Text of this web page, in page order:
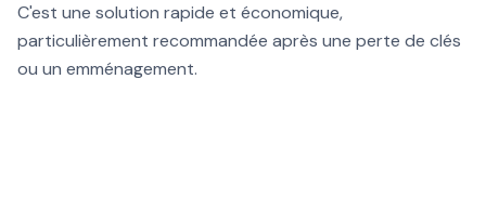
C'est une solution rapide et économique,
particulièrement recommandée après une perte de clés
ou un emménagement.